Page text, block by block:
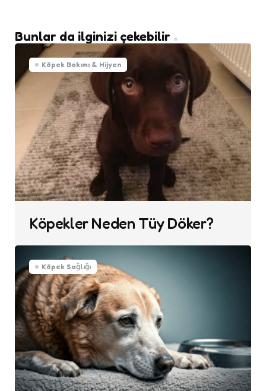
Bunlar da ilginizi çekebilir
Köpek Bakımı & Hijyen
Köpekler Neden Tüy Döker?
Köpek Sağlığı